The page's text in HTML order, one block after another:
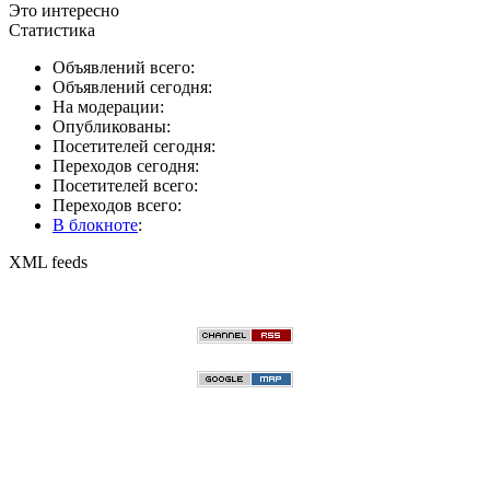
Это интересно
Статистика
Объявлений всего:
Объявлений сегодня:
На модерации:
Опубликованы:
Посетителей сегодня:
Переходов сегодня:
Посетителей всего:
Переходов всего:
В блокноте:
XML feeds